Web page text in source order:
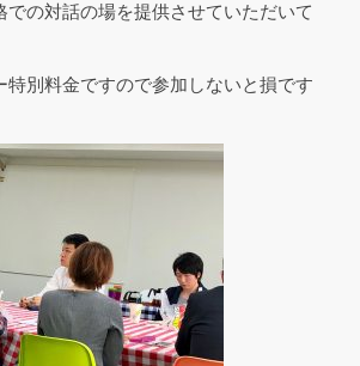
での対話の場を提供させていただいて
特別料金ですので参加しないと損です